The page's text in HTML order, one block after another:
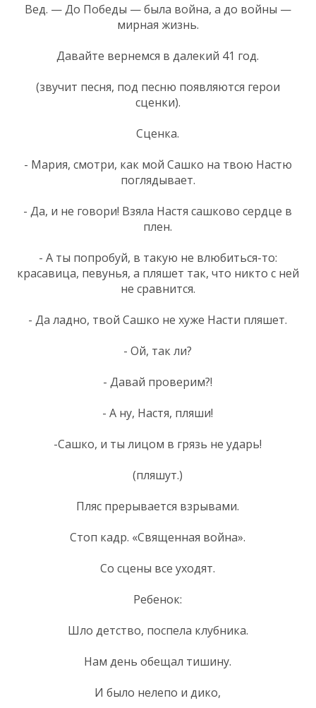
Вед. — До Победы — была война, а до войны —
мирная жизнь.
Давайте вернемся в далекий 41 год.
(звучит песня, под песню появляются герои
сценки).
Сценка.
- Мария, смотри, как мой Сашко на твою Настю
поглядывает.
- Да, и не говори! Взяла Настя сашково сердце в
плен.
- А ты попробуй, в такую не влюбиться-то:
красавица, певунья, а пляшет так, что никто с ней
не сравнится.
- Да ладно, твой Сашко не хуже Насти пляшет.
- Ой, так ли?
- Давай проверим?!
- А ну, Настя, пляши!
-Сашко, и ты лицом в грязь не ударь!
(пляшут.)
Пляс прерывается взрывами.
Стоп кадр. «Священная война».
Со сцены все уходят.
Ребенок:
Шло детство, поспела клубника.
Нам день обещал тишину.
И было нелепо и дико,